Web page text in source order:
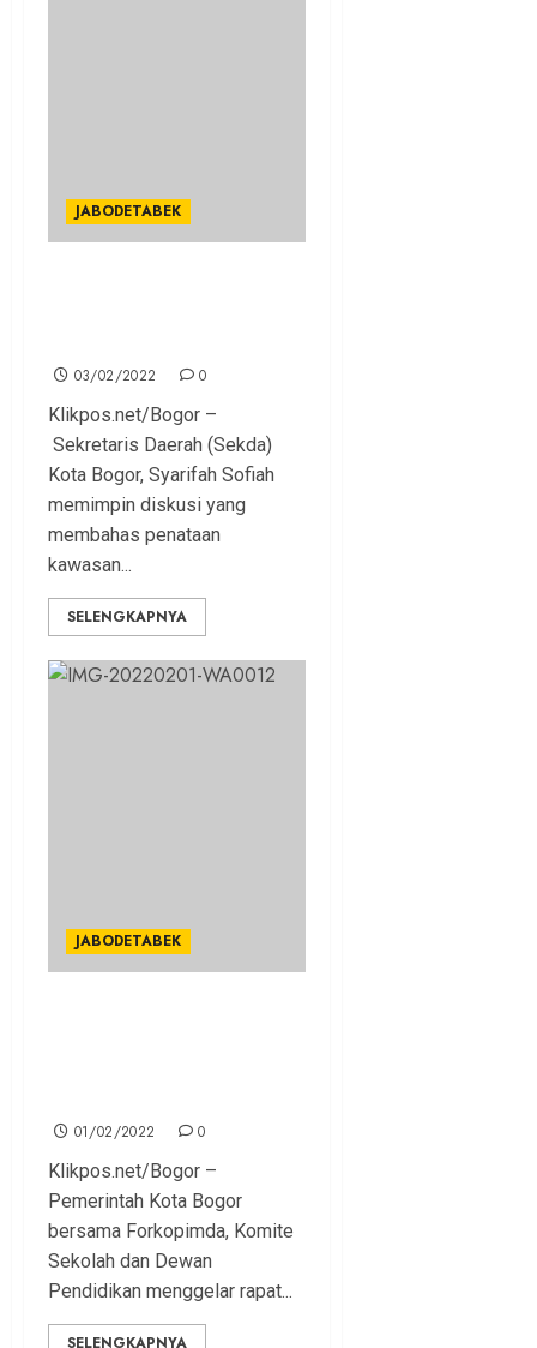
JABODETABEK
03/02/2022 0
Klikpos.net/Bogor –
Sekretaris Daerah (Sekda)
Kota Bogor, Syarifah Sofiah
memimpin diskusi yang
membahas penataan
kawasan...
SELENGKAPNYA
JABODETABEK
01/02/2022 0
Klikpos.net/Bogor –
Pemerintah Kota Bogor
bersama Forkopimda, Komite
Sekolah dan Dewan
Pendidikan menggelar rapat...
SELENGKAPNYA